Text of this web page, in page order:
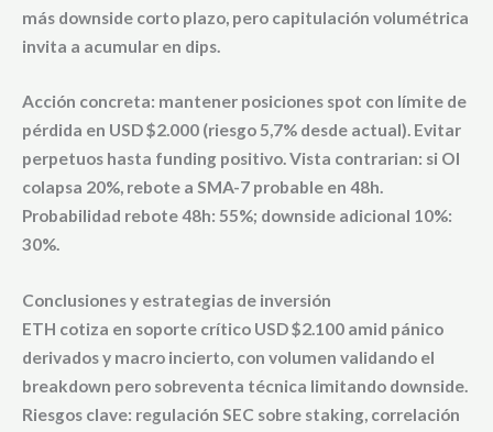
más downside corto plazo, pero capitulación volumétrica
invita a acumular en dips.
Acción concreta: mantener posiciones spot con límite de
pérdida en USD $2.000 (riesgo 5,7% desde actual). Evitar
perpetuos hasta funding positivo. Vista contrarian: si OI
colapsa 20%, rebote a SMA-7 probable en 48h.
Probabilidad rebote 48h: 55%; downside adicional 10%:
30%.
Conclusiones y estrategias de inversión
ETH cotiza en soporte crítico USD $2.100 amid pánico
derivados y macro incierto, con volumen validando el
breakdown pero sobreventa técnica limitando downside.
Riesgos clave: regulación SEC sobre staking, correlación